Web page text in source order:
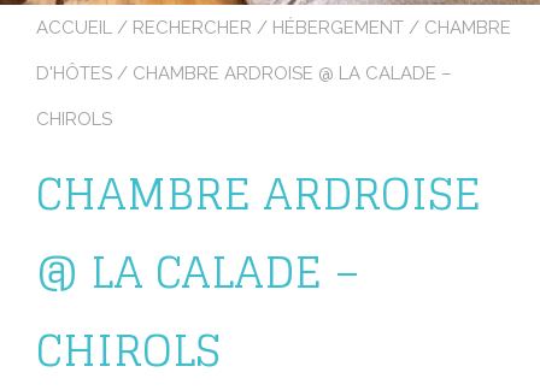
ACCUEIL / RECHERCHER / HÉBERGEMENT / CHAMBRE
D'HÔTES / CHAMBRE ARDROISE @ LA CALADE –
CHIROLS
CHAMBRE ARDROISE
@ LA CALADE –
CHIROLS